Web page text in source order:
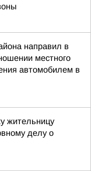
направил в
местного
автомобилем в
жительницу
делу о